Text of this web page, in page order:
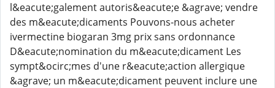
l&eacute;galement autoris&eacute;e &agrave; vendre
des m&eacute;dicaments Pouvons-nous acheter
ivermectine biogaran 3mg prix sans ordonnance
D&eacute;nomination du m&eacute;dicament Les
sympt&ocirc;mes d'une r&eacute;action allergique
&agrave; un m&eacute;dicament peuvent inclure une